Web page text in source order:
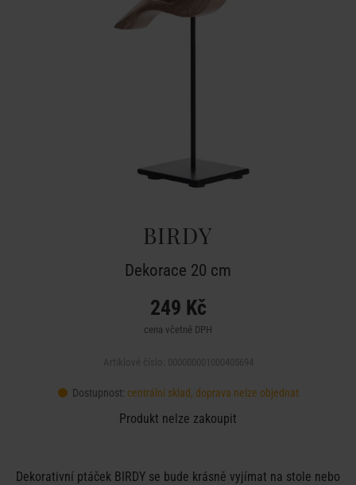
BIRDY
Dekorace 20 cm
249 Kč
cena včetně DPH
Dostupnost: centrální sklad, doprava nelze objednat
Produkt nelze zakoupit
Dekorativní ptáček BIRDY se bude krásně vyjímat na stole nebo